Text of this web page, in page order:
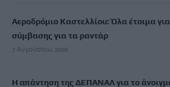
Αεροδρόμιο Καστελλίου: Όλα έτοιμα
σύμβασης για τα ραντάρ
7 Αυγούστου, 2026
Η απάντηση της ΔΕΠΑΝΑΛ για το